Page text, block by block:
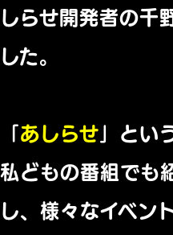
しらせ開発者の千
した。
「 あしらせ 」とい
私どもの番組でも
し、様々なイベン